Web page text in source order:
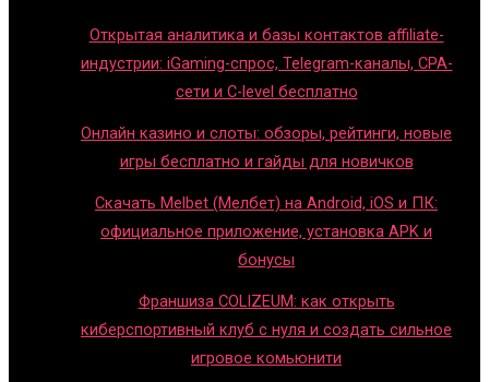
Открытая аналитика и базы контактов affiliate-
индустрии: iGaming-спрос, Telegram-каналы, CPA-
сети и C-level бесплатно
Онлайн казино и слоты: обзоры, рейтинги, новые
игры бесплатно и гайды для новичков
Скачать Melbet (Мелбет) на Android, iOS и ПК:
официальное приложение, установка APK и
бонусы
Франшиза COLIZEUM: как открыть
киберспортивный клуб с нуля и создать сильное
игровое комьюнити